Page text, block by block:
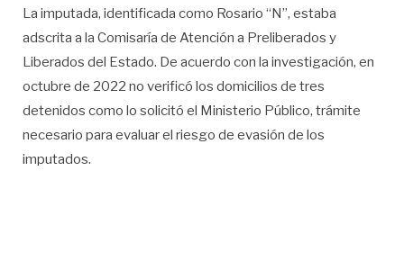
La imputada, identificada como Rosario “N”, estaba
adscrita a la Comisaría de Atención a Preliberados y
Liberados del Estado. De acuerdo con la investigación, en
octubre de 2022 no verificó los domicilios de tres
detenidos como lo solicitó el Ministerio Público, trámite
necesario para evaluar el riesgo de evasión de los
imputados.